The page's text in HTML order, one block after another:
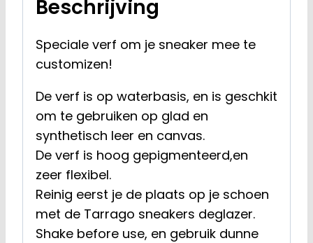
Beschrijving
Speciale verf om je sneaker mee te
customizen!
De verf is op waterbasis, en is geschkit
om te gebruiken op glad en
synthetisch leer en canvas.
De verf is hoog gepigmenteerd,en
zeer flexibel.
Reinig eerst je de plaats op je schoen
met de Tarrago sneakers deglazer.
Shake before use, en gebruik dunne